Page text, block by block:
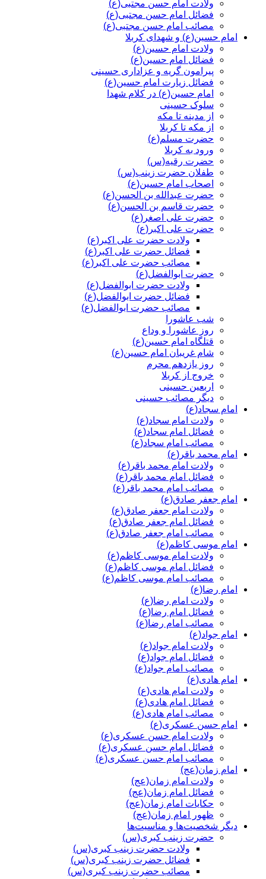
ولادت امام حسن مجتبی(ع)
فضائل امام حسن مجتبی(ع)
مصائب امام حسن مجتبی(ع)
امام حسین(ع) و شهدای کربلا
ولادت امام حسین(ع)
فضائل امام حسین(ع)
پیرامون گریه و عزاداری حسینی
فضائل زیارت امام حسین(ع)
امام حسین(ع) در کلام شهدا
سلوک حسینی
از مدینه تا مکه
از مکه تا کربلا
حضرت مسلم(ع)
ورود به کربلا
حضرت رقیه(س)
طفلان حضرت زینب(س)
اصحاب امام حسین(ع)
حضرت عبدالله بن الحسن(ع)
حضرت قاسم بن الحسن(ع)
حضرت علی اصغر(ع)
حضرت علی اکبر(ع)
ولادت حضرت علی اکبر(ع)
فضائل حضرت علی اکبر(ع)
مصائب حضرت علی اکبر(ع)
حضرت ابوالفضل(ع)
ولادت حضرت ابوالفضل(ع)
فضائل حضرت ابوالفضل(ع)
مصائب حضرت ابوالفضل(ع)
شب عاشورا
روز عاشورا و وداع
قتلگاه امام حسین(ع)
شام غریبان امام حسین(ع)
روز یازدهم محرم
خروج از کربلا
اربعین حسینی
دیگر مصائب حسینی
امام سجاد(ع)
ولادت امام سجاد(ع)
فضائل امام سجاد(ع)
مصائب امام سجاد(ع)
امام محمد باقر(ع)
ولادت امام محمد باقر(ع)
فضائل امام محمد باقر(ع)
مصائب امام محمد باقر(ع)
امام جعفر صادق(ع)
ولادت امام جعفر صادق(ع)
فضائل امام جعفر صادق(ع)
مصائب امام جعفر صادق(ع)
امام موسی کاظم(ع)
ولادت امام موسی کاظم(ع)
فضائل امام موسی کاظم(ع)
مصائب امام موسی کاظم(ع)
امام رضا(ع)
ولادت امام رضا(ع)
فضائل امام رضا(ع)
مصائب امام رضا(ع)
امام جواد(ع)
ولادت امام جواد(ع)
فضائل امام جواد(ع)
مصائب امام جواد(ع)
امام هادی(ع)
ولادت امام هادی(ع)
فضائل امام هادی(ع)
مصائب امام هادی(ع)
امام حسن عسکری(ع)
ولادت امام حسن عسکری(ع)
فضائل امام حسن عسکری(ع)
مصائب امام حسن عسکری(ع)
امام زمان(عج)
ولادت امام زمان(عج)
فضائل امام زمان(عج)
حکایات امام زمان(عج)
ظهور امام زمان(عج)
دیگر شخصیت‌ها و مناسیت‌ها
حضرت زینب کبری(س)
ولادت حضرت زینب کبری(س)
فضائل حضرت زینب کبری(س)
مصائب حضرت زینب کبری(س)